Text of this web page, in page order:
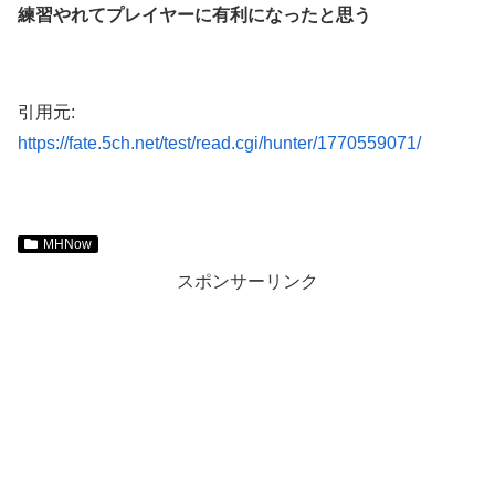
練習やれてプレイヤーに有利になったと思う
引用元:
https://fate.5ch.net/test/read.cgi/hunter/1770559071/
MHNow
スポンサーリンク